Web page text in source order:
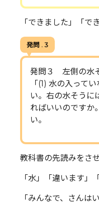
「できました」「で
発問 . 3
発問３ 左側の水
「(1) 水の入って
い。右の水そうに
ればいいのですか
い。
教科書の先読みをさせ
「水」「違います」
「みんなで、さんはい